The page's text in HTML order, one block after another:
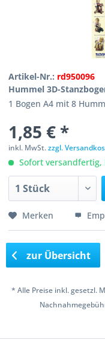
Artikel-Nr.: rd950096
Hummel 3D-
1 Bogen A4 mit 8
1,85 € *
inkl. MwSt.zzgl.
Sofort versandfertig,
Merken
zur Übersicht
* Alle Preise inkl. gesetzl.